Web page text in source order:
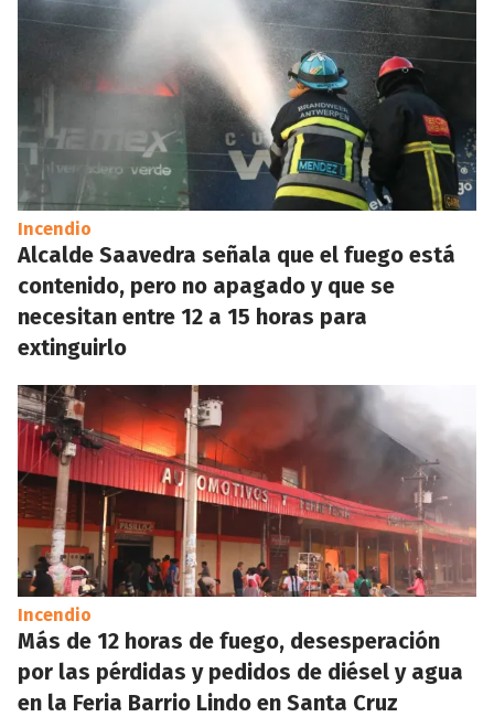
Incendio
Alcalde Saavedra señala que el fuego está
contenido, pero no apagado y que se
necesitan entre 12 a 15 horas para
extinguirlo
Incendio
Más de 12 horas de fuego, desesperación
por las pérdidas y pedidos de diésel y agua
en la Feria Barrio Lindo en Santa Cruz